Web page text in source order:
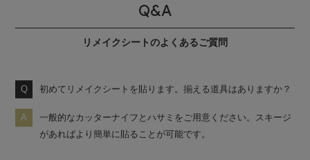
Q&A
リメイクシートのよくあるご質問
初めてリメイクシートを貼ります。揃える道具はありますか？
一般的なカッターナイフとハサミをご用意ください。スキージ
があればより簡単に貼ることが可能です。